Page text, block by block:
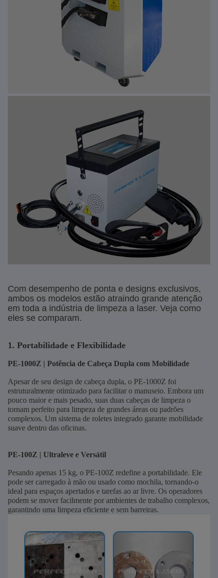
Com desempenho de ponta e designs exclusivos,
ambos os modelos estão atraindo grande atenção
em toda a indústria de limpeza a laser. Veja como
eles se comparam.
1. Portabilidade e Flexibilidade
PE-1000Z | Potência de Cabeça Dupla com Mobilidade
Apesar de seu design de cabeça dupla, o PE-1000Z foi
estruturalmente otimizado para facilitar o manuseio. Embora um
pouco maior e mais pesado, suas duas cabeças de limpeza o
tornam perfeito para limpeza de grandes áreas ou padrões
complexos. Um sistema de roletes integrado garante mobilidade
suave dentro das oficinas.
PE-100Z | Ultraleve e Versátil
Pesando apenas 15 kg, o PE-100Z redefine a portabilidade. Ele
pode ser carregado à mão ou usado como mochila, tornando-o
ideal para espaços apertados e tarefas ao ar livre. Os operadores
podem se mover facilmente por ambientes de trabalho complexos,
garantindo uma limpeza eficiente e sem barreiras.